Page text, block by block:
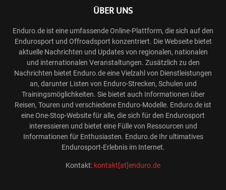
ÜBER UNS
Enduro.de ist eine umfassende Online-Plattform, die sich auf den
Endurosport und Offroadsport konzentriert. Die Webseite bietet
aktuelle Nachrichten und Updates von regionalen, nationalen
und internationalen Veranstaltungen. Zusätzlich zu den
Nachrichten bietet Enduro.de eine Vielzahl von Dienstleistungen
an, darunter Listen von Enduro-Strecken, Schulen und
Trainingsmöglichkeiten. Sie bietet auch Informationen über
Reisen, Touren und verschiedene Enduro-Modelle. Enduro.de ist
eine One-Stop-Website für alle, die sich für den Endurosport
interessieren und bietet eine Fülle von Ressourcen und
Informationen für Enthusiasten. Enduro.de Ihr ultimatives
Endurosport-Erlebnis im Internet.
Kontakt: kontakt[at]enduro.de